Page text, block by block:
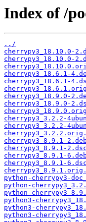
Index of /
../
cherrypy3_18.10.0-
cherrypy3_18.10.0-
cherrypy3_18.6.1-
cherrypy3_18.6.1-
cherrypy3_18.9.0-
cherrypy3_18.9.0-
cherrypy3_3.2.2-
cherrypy3_3.2.2-
cherrypy3_8.9.1-
cherrypy3_8.9.1-2.dsc
cherrypy3_8.9.1-
cherrypy3_8.9.1-6.dsc
python-cherrypy3-
python-
python-
python3-
python3-
python3-